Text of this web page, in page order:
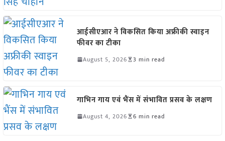
आईसीएआर ने विकसित किया अफ्रीकी स्वाइन
फीवर का टीका
August 5, 2026 3 min read
गाभिन गाय एवं भैंस में संभावित प्रसव के लक्षण
August 4, 2026 6 min read